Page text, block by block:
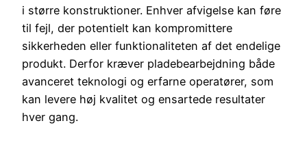
i større konstruktioner. Enhver afvigelse kan føre
til fejl, der potentielt kan kompromittere
sikkerheden eller funktionaliteten af det endelige
produkt. Derfor kræver pladebearbejdning både
avanceret teknologi og erfarne operatører, som
kan levere høj kvalitet og ensartede resultater
hver gang.